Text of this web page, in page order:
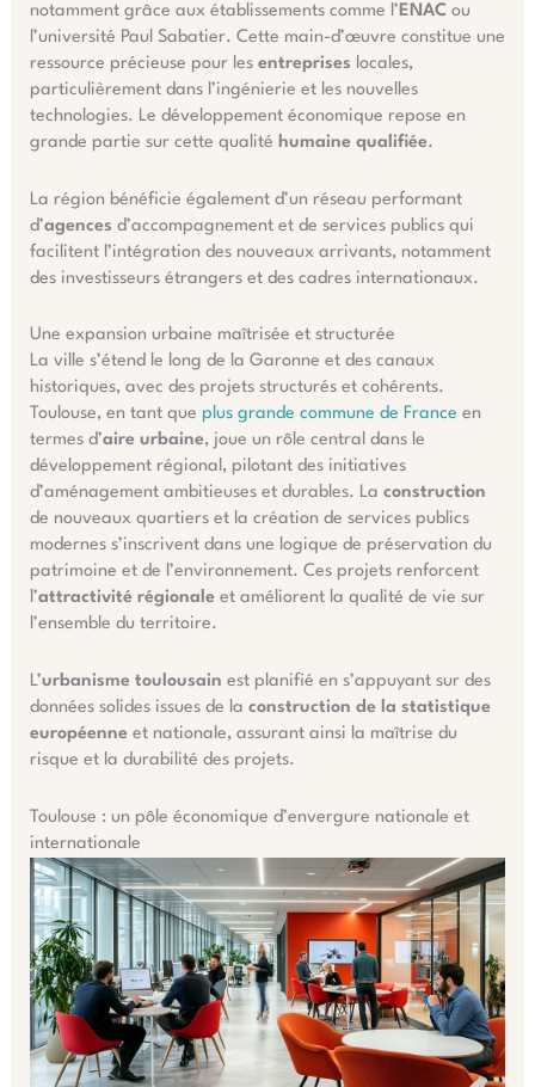
notamment grâce aux établissements comme l’ENAC ou
l’université Paul Sabatier. Cette main-d’œuvre constitue une
ressource précieuse pour les entreprises locales,
particulièrement dans l’ingénierie et les nouvelles
technologies. Le développement économique repose en
grande partie sur cette qualité humaine qualifiée.
La région bénéficie également d’un réseau performant
d’agences d’accompagnement et de services publics qui
facilitent l’intégration des nouveaux arrivants, notamment
des investisseurs étrangers et des cadres internationaux.
Une expansion urbaine maîtrisée et structurée
La ville s’étend le long de la Garonne et des canaux
historiques, avec des projets structurés et cohérents.
Toulouse, en tant que plus grande commune de France en
termes d’aire urbaine, joue un rôle central dans le
développement régional, pilotant des initiatives
d’aménagement ambitieuses et durables. La construction
de nouveaux quartiers et la création de services publics
modernes s’inscrivent dans une logique de préservation du
patrimoine et de l’environnement. Ces projets renforcent
l’attractivité régionale et améliorent la qualité de vie sur
l’ensemble du territoire.
L’urbanisme toulousain est planifié en s’appuyant sur des
données solides issues de la construction de la statistique
européenne et nationale, assurant ainsi la maîtrise du
risque et la durabilité des projets.
Toulouse : un pôle économique d’envergure nationale et
internationale